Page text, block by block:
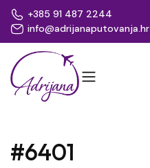
+385 91 487 2244
info@adrijanaputovanja.hr
#6401